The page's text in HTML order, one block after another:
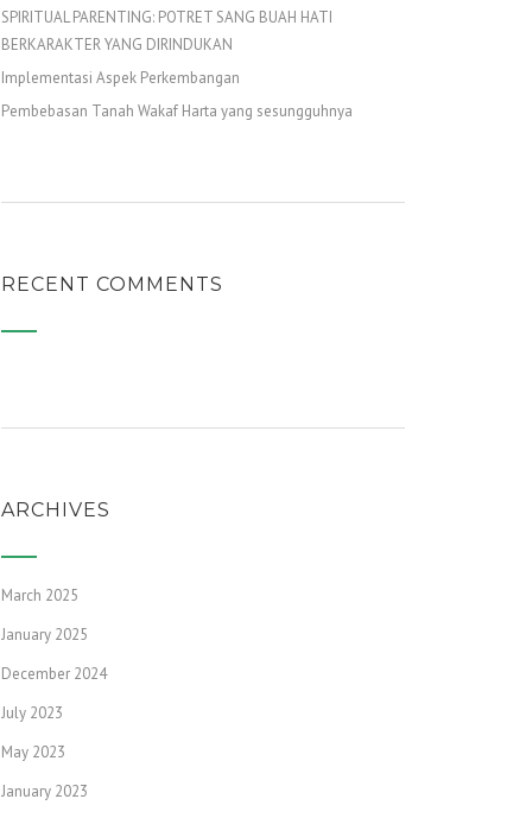
SPIRITUAL PARENTING: POTRET SANG BUAH HATI
BERKARAKTER YANG DIRINDUKAN
Implementasi Aspek Perkembangan
Pembebasan Tanah Wakaf Harta yang sesungguhnya
RECENT COMMENTS
ARCHIVES
March 2025
January 2025
December 2024
July 2023
May 2023
January 2023